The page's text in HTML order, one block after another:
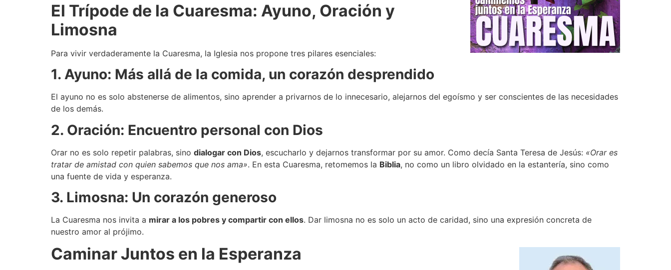
El Trípode de la Cuaresma: Ayuno, Oración y
Limosna
Para vivir verdaderamente la Cuaresma, la Iglesia nos propone tres pilares esenciales:
1. Ayuno: Más allá de la comida, un corazón desprendido
El ayuno no es solo abstenerse de alimentos, sino aprender a privarnos de lo innecesario, alejarnos del egoísmo y ser conscientes de las necesidades
de los demás.
2. Oración: Encuentro personal con Dios
Orar no es solo repetir palabras, sino dialogar con Dios, escucharlo y dejarnos transformar por su amor. Como decía Santa Teresa de Jesús: «Orar es
tratar de amistad con quien sabemos que nos ama». En esta Cuaresma, retomemos la Biblia, no como un libro olvidado en la estantería, sino como
una fuente de vida y esperanza.
3. Limosna: Un corazón generoso
La Cuaresma nos invita a mirar a los pobres y compartir con ellos. Dar limosna no es solo un acto de caridad, sino una expresión concreta de
nuestro amor al prójimo.
Caminar Juntos en la Esperanza